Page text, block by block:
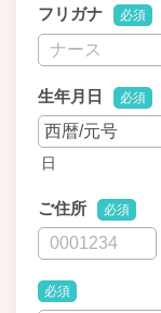
フリガナ 必須
生年月日 必須
日
ご住所 必須
必須